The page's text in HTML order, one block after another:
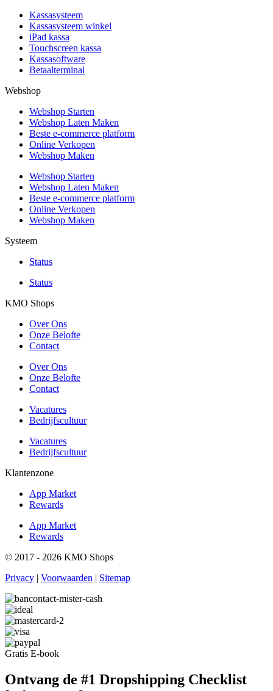
Kassasysteem
Kassasysteem winkel
iPad kassa
Touchscreen kassa
Kassasoftware
Betaalterminal
Webshop
Webshop Starten
Webshop Laten Maken
Beste e-commerce platform
Online Verkopen
Webshop Maken
Webshop Starten
Webshop Laten Maken
Beste e-commerce platform
Online Verkopen
Webshop Maken
Systeem
Status
Status
KMO Shops
Over Ons
Onze Belofte
Contact
Over Ons
Onze Belofte
Contact
Vacatures
Bedrijfscultuur
Vacatures
Bedrijfscultuur
Klantenzone
App Market
Rewards
App Market
Rewards
© 2017 - 2026 KMO Shops
Privacy | Voorwaarden | Sitemap
Gratis E-book
Ontvang de #1 Dropshipping Checklist